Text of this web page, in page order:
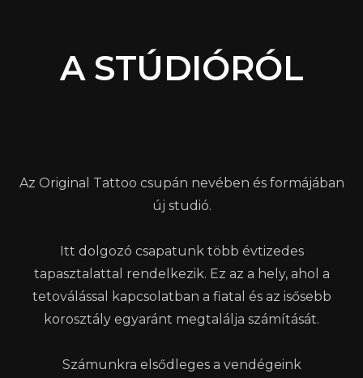
A STÚDIÓRÓL
Az Original Tattoo csupán nevében és formájában
új studió.
Itt dolgozó csapatunk több évtizedes
tapasztalattal rendelkezik. Ez az a hely, ahol a
tetoválással kapcsolatban a fiatal és az isősebb
korosztály egyaránt megtalálja számítását.
Számunkra elsődleges a vendégeink